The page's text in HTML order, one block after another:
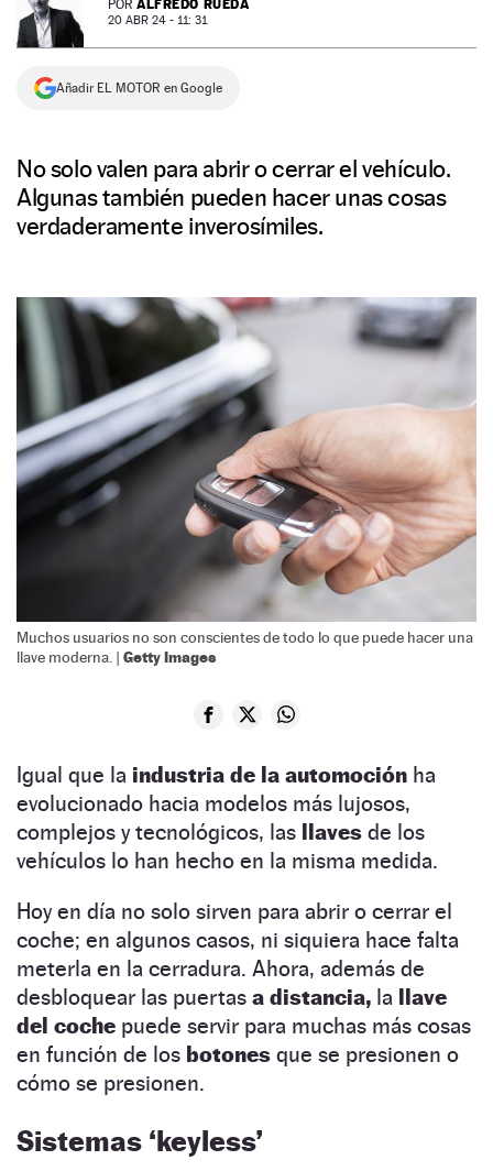
NEWSLETTER
SÍGUENOS
POR ALFREDO RUEDA
20 ABR 24 - 11: 31
Añadir EL MOTOR en Google
No solo valen para abrir o cerrar el vehículo.
Algunas también pueden hacer unas cosas
verdaderamente inverosímiles.
Muchos usuarios no son conscientes de todo lo que puede hacer una
llave moderna. | Getty Images
Igual que la industria de la automoción ha
evolucionado hacia modelos más lujosos,
complejos y tecnológicos, las llaves de los
vehículos lo han hecho en la misma medida.
Hoy en día no solo sirven para abrir o cerrar el
coche; en algunos casos, ni siquiera hace falta
meterla en la cerradura. Ahora, además de
desbloquear las puertas a distancia, la llave
del coche puede servir para muchas más cosas
en función de los botones que se presionen o
cómo se presionen.
Sistemas ‘keyless’